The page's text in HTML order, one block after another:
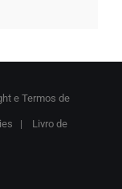
e Termos de
| Livro de